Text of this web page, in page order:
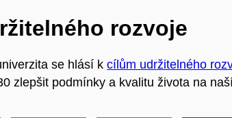
rozvoje
se hlásí kcílům udržitelného
zlepšit podmínky a kvalitu života na